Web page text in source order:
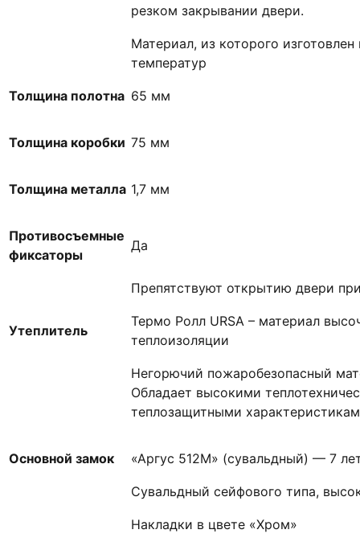
резком закрывании двери.
Материал, из которого
температур
Толщина полотна 65 мм
Толщина коробки 75 мм
Толщина металла 1,7 мм
Противосъемные
фиксаторы
Да
Препятствуют открытию двери
Утеплитель
Термо Ролл URSA – материал
теплоизоляции
Негорючий пожаробезопасный
Обладает высокими
теплозащитными
Основной замок «Аргус 512М» (сувальдный) — 7
Сувальдный сейфового типа,
Накладки в цвете «Хром»